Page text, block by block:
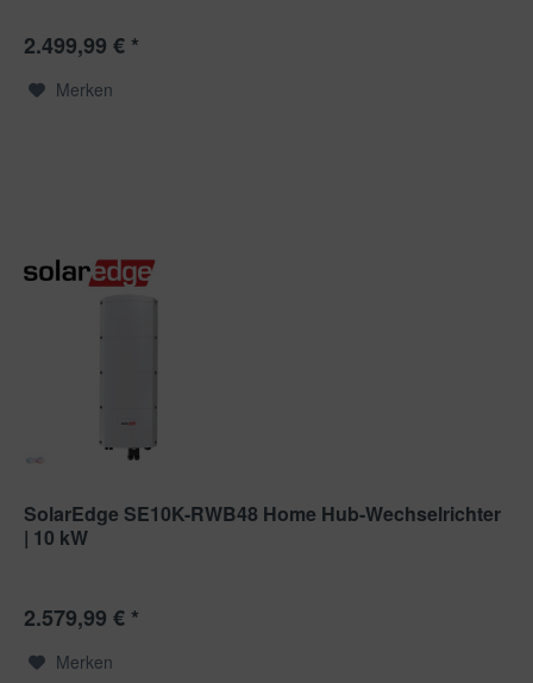
2.499,99 € *
Merken
SolarEdge SE10K-RWB48 Home Hub-Wechselrichter
| 10 kW
2.579,99 € *
Merken